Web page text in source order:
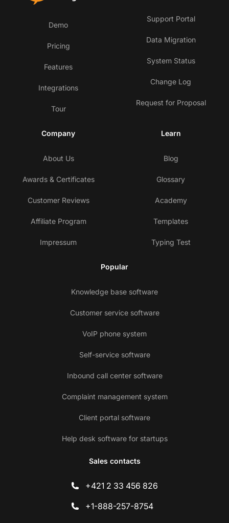
Demo
Pricing
Features
Integrations
Tour
Support Portal
Data Migration
System Status
Change Log
Request for Proposal
Company
About Us
Awards & Certificates
Customer Reviews
Affiliate Program
Impressum
Learn
Blog
Glossary
Academy
Templates
Typing Test
Popular
Knowledge base software
Customer service software
VoIP phone system
Self-service software
Inbound call center software
Complaint management system
Client portal software
Help desk software for startups
Sales contacts
+421 2 33 456 826
+1-888-257-8754